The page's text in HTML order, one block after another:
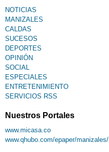
NOTICIAS
MANIZALES
CALDAS
SUCESOS
DEPORTES
OPINIÓN
SOCIAL
ESPECIALES
ENTRETENIMIENTO
SERVICIOS RSS
Nuestros Portales
www.micasa.co
www.qhubo.com/epaper/manizales/